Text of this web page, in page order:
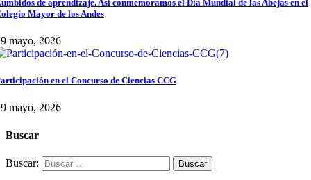
de aprendizaje. Así conmemoramos el Día Mundial de las Abejas en el
Mayor de los Andes
mayo, 2026
en el Concurso de Ciencias CCG
mayo, 2026
Buscar
Buscar: